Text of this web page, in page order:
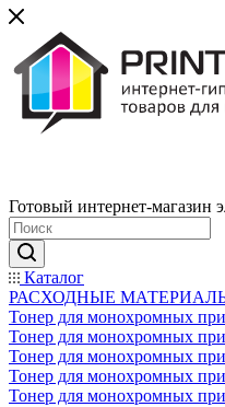
Готовый интернет-магазин
Каталог
РАСХОДНЫЕ
Тонер для монохромных
Тонер для монохромных
Тонер для монохромных
Тонер для монохромных
Тонер для монохромных